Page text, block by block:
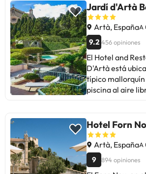
Jardí d'Artà
Artà, EspañaA
9.2 456 opiniones
El Hotel and
D'Artà está
típico
piscina al aire
fitness. Las
presentan un
disponen de
soporte para
plana con
Hotel Forn
Artà, EspañaA
9 894 opiniones